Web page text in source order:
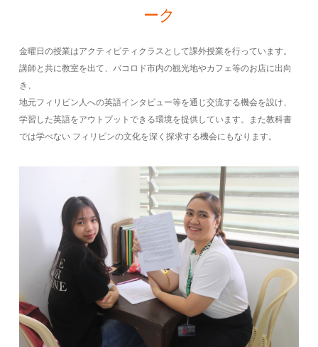
ーク
金曜日の授業はアクティビティクラスとして課外授業を行っています。
講師と共に教室を出て、バコロド市内の観光地やカフェ等のお店に出向
き、
地元フィリピン人への英語インタビュー等を通じ交流する機会を設け、
学習した英語をアウトプットできる環境を提供しています。また教科書
では学べない フィリピンの文化を深く探求する機会にもなります。